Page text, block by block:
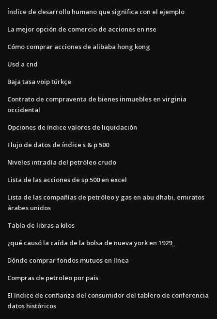
Índice de desarrollo humano que significa con el ejemplo
La mejor opción de comercio de acciones en nse
Cómo comprar acciones de alibaba hong kong
Usd a cnd
Baja tasa voip türkçe
Contrato de compraventa de bienes inmuebles en virginia
occidental
Opciones de índice valores de liquidación
Flujo de datos de índice s & p 500
Niveles intradía del petróleo crudo
Lista de las acciones de sp 500 en excel
Lista de las compañías de petróleo y gas en abu dhabi, emiratos
árabes unidos
Tabla de libras a kilos
¿qué causó la caída de la bolsa de nueva york en 1929_
Dónde comprar fondos mutuos en línea
Compras de petroleo por pais
El índice de confianza del consumidor del tablero de conferencia
datos históricos